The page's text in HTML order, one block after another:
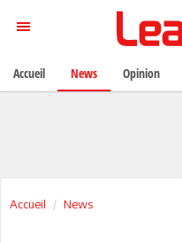
Accueil News
Accueil News Opinion